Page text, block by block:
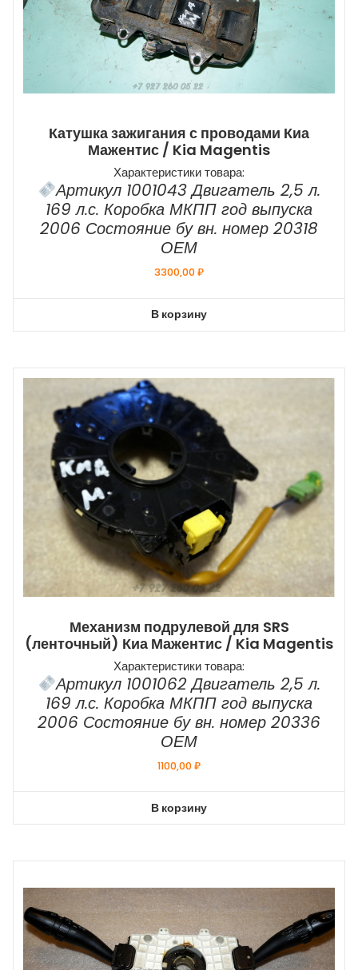
Катушка зажигания с проводами Киа
Мажентис / Kia Magentis
Характеристики товара:
Артикул 1001043 Двигатель 2,5 л.
169 л.с. Коробка МКПП год выпуска
2006 Состояние бу вн. номер 20318
ОЕМ
3300,00₽
В корзину
Механизм подрулевой для SRS
(ленточный) Киа Мажентис / Kia Magentis
Характеристики товара:
Артикул 1001062 Двигатель 2,5 л.
169 л.с. Коробка МКПП год выпуска
2006 Состояние бу вн. номер 20336
ОЕМ
1100,00₽
В корзину